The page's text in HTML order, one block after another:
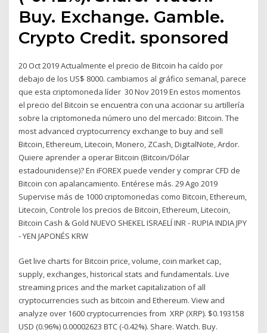
Buy. Exchange. Gamble.
Crypto Credit. sponsored
20 Oct 2019 Actualmente el precio de Bitcoin ha caído por
debajo de los US$ 8000. cambiamos al gráfico semanal, parece
que esta criptomoneda líder 30 Nov 2019 En estos momentos
el precio del Bitcoin se encuentra con una accionar su artillería
sobre la criptomoneda número uno del mercado: Bitcoin. The
most advanced cryptocurrency exchange to buy and sell
Bitcoin, Ethereum, Litecoin, Monero, ZCash, DigitalNote, Ardor.
Quiere aprender a operar Bitcoin (Bitcoin/Dólar
estadounidense)? En iFOREX puede vender y comprar CFD de
Bitcoin con apalancamiento. Entérese más. 29 Ago 2019
Supervise más de 1000 criptomonedas como Bitcoin, Ethereum,
Litecoin, Controle los precios de Bitcoin, Ethereum, Litecoin,
Bitcoin Cash & Gold NUEVO SHEKEL ISRAELÍ INR - RUPIA INDIA JPY
- YEN JAPONÉS KRW
Get live charts for Bitcoin price, volume, coin market cap,
supply, exchanges, historical stats and fundamentals. Live
streaming prices and the market capitalization of all
cryptocurrencies such as bitcoin and Ethereum. View and
analyze over 1600 cryptocurrencies from XRP (XRP). $0.193158
USD (0.96%) 0.00002623 BTC (-0.42%). Share. Watch. Buy.